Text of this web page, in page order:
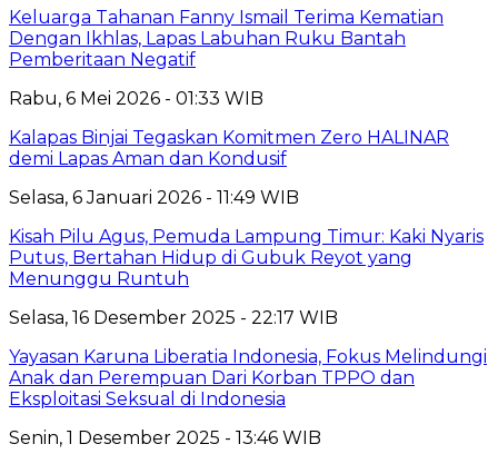
Keluarga Tahanan Fanny Ismail Terima Kematian
Dengan Ikhlas, Lapas Labuhan Ruku Bantah
Pemberitaan Negatif
Rabu, 6 Mei 2026 - 01:33 WIB
Kalapas Binjai Tegaskan Komitmen Zero HALINAR
demi Lapas Aman dan Kondusif
Selasa, 6 Januari 2026 - 11:49 WIB
Kisah Pilu Agus, Pemuda Lampung Timur: Kaki Nyaris
Putus, Bertahan Hidup di Gubuk Reyot yang
Menunggu Runtuh
Selasa, 16 Desember 2025 - 22:17 WIB
Yayasan Karuna Liberatia Indonesia, Fokus Melindungi
Anak dan Perempuan Dari Korban TPPO dan
Eksploitasi Seksual di Indonesia
Senin, 1 Desember 2025 - 13:46 WIB